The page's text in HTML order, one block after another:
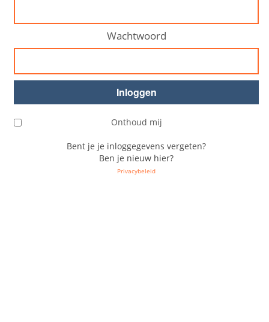
Wachtwoord
Onthoud mij
Bent je je inloggegevens vergeten?
Ben je nieuw hier?
Privacybeleid